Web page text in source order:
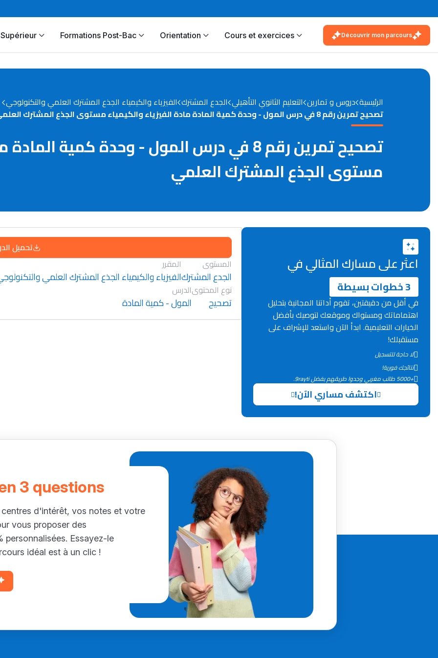
Formations Post-Bac Orientation Cours et exercices Découvrir mon parcours
الرئيسية دروس و تمارين التعليم الثانوي التأهيلي الجدع المشترك الفيزياء والكيمياء الجذع المشترك العلمي والتكنولوجي
تصحيح تمرين رقم 8 في درس المول - وحدة كمية المادة مادة الفيزياء والكيمياء مستوى الجذع المشترك العلمي
تصحيح تمرين رقم 8 في درس المول - وحدة كمية
مستوى الجذع المشترك العلمي
تحميل
المستوى
الجدع المشترك
المقرر
الفيزياء والكيمياء الجذع المشترك العلمي
نوع المحتوى
تصحيح
الدرس
المول - كمية المادة
اعثر على مسارك المثالي في
3 خطوات بسيطة
في أقل من دقيقتين، تقوم أداتنا المجانية بتحليل
اهتماماتك ومستواك وموقعك لتوصيك بأفضل
الخيارات التعليمية. ابدأ الآن واستعد للإشراف على
مستقبلك!
لا حاجة للتسجيل
نتائجك فورية!
+5000 طالب مغربي وجدوا طريقهم بفضل 9rayti.
اكتشف مساري الآن!
3 questions
d'intérêt, vos notes et votre
vous proposer des
personnalisées. Essayez-le
idéal est à un clic !